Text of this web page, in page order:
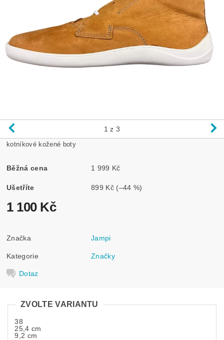
1 z 3
kotníkové kožené boty
Běžná cena 1 999 Kč
Ušetříte 899 Kč (–44 %)
1 100 Kč
Značka Jampi
Kategorie Značky
Dotaz
ZVOLTE VARIANTU
38
25,4 cm
9,2 cm